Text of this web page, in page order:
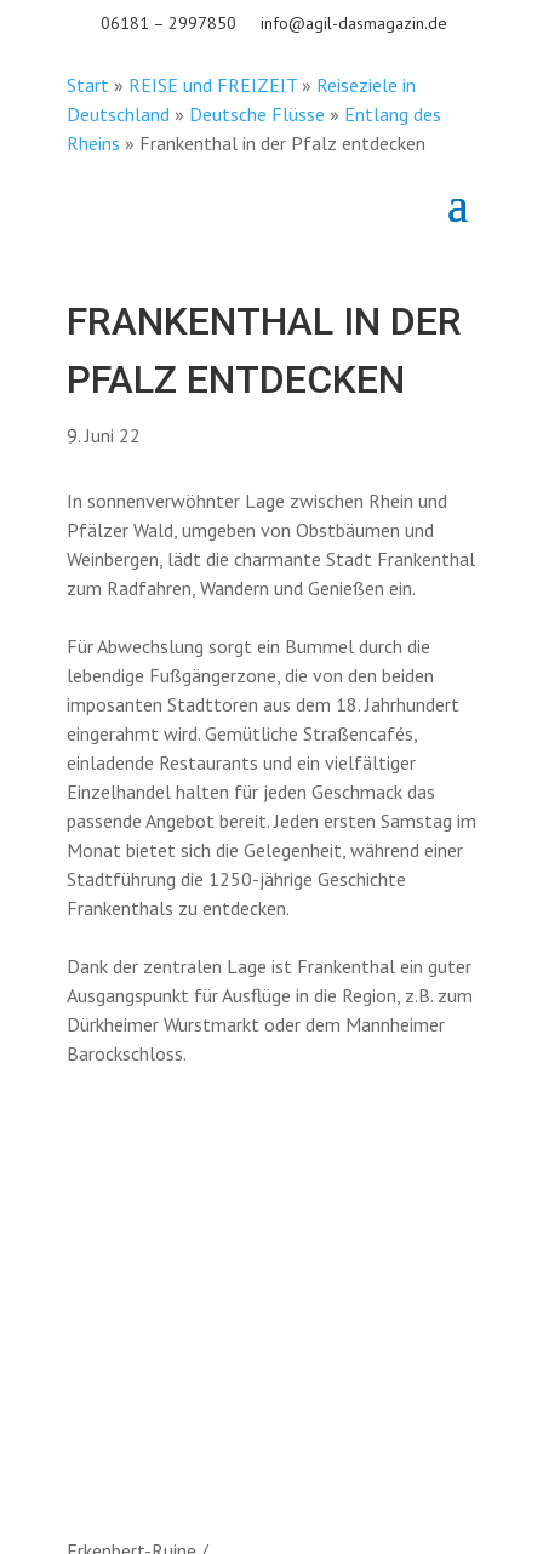
06181 – 2997850 info@agil-dasmagazin.de
Start» REISE und FREIZEIT» Reiseziele in
Deutschland» Deutsche Flüsse » Entlang des
Rheins » Frankenthal in der Pfalz entdecken
FRANKENTHAL IN DER
PFALZ ENTDECKEN
9. Juni 22
In sonnenverwöhnter Lage zwischen Rhein und
Pfälzer Wald, umgeben von Obstbäumen und
Weinbergen, lädt die charmante Stadt Frankenthal
zum Radfahren, Wandern und Genießen ein.
Für Abwechslung sorgt ein Bummel durch die
lebendige Fußgängerzone, die von den beiden
imposanten Stadttoren aus dem 18. Jahrhundert
eingerahmt wird. Gemütliche Straßencafés,
einladende Restaurants und ein vielfältiger
Einzelhandel halten für jeden Geschmack das
passende Angebot bereit. Jeden ersten Samstag im
Monat bietet sich die Gelegenheit, während einer
Stadtführung die 1250-jährige Geschichte
Frankenthals zu entdecken.
Dank der zentralen Lage ist Frankenthal ein guter
Ausgangspunkt für Ausflüge in die Region, z.B. zum
Dürkheimer Wurstmarkt oder dem Mannheimer
Barockschloss.